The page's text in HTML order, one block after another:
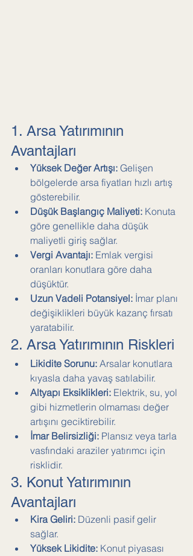
1. Arsa Yatırımının
Avantajları
Yüksek Değer Artışı: Gelişen
bölgelerde arsa fiyatları hızlı artış
gösterebilir.
Düşük Başlangıç Maliyeti: Konuta
göre genellikle daha düşük
maliyetli giriş sağlar.
Vergi Avantajı: Emlak vergisi
oranları konutlara göre daha
düşüktür.
Uzun Vadeli Potansiyel: İmar planı
değişiklikleri büyük kazanç fırsatı
yaratabilir.
2. Arsa Yatırımının Riskleri
Likidite Sorunu: Arsalar konutlara
kıyasla daha yavaş satılabilir.
Altyapı Eksiklikleri: Elektrik, su, yol
gibi hizmetlerin olmaması değer
artışını geciktirebilir.
İmar Belirsizliği: Plansız veya tarla
vasfındaki araziler yatırımcı için
risklidir.
3. Konut Yatırımının
Avantajları
Kira Geliri: Düzenli pasif gelir
sağlar.
Yüksek Likidite: Konut piyasası